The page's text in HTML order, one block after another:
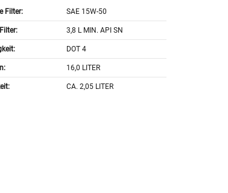
Filter: SAE 15W-50
3,8 L MIN. API SN
DOT 4
16,0 LITER
CA. 2,05 LITER